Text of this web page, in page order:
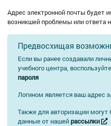
Адрес электронной почты будет
возникшей проблемы или ответа
Предвосхищая
Если вы ранее создавали
учебного центра,
пароля
Логином является ваш адрес
Также для авторизации
данные от нашей рассылки